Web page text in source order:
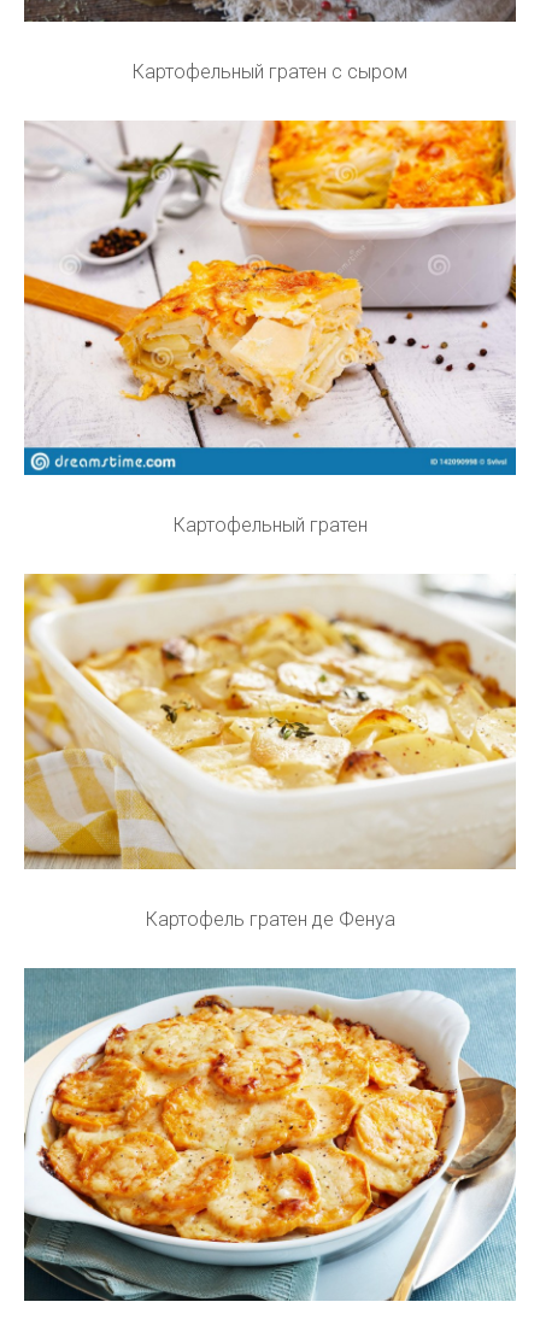
Картофельный гратен с сыром
Картофельный гратен
Картофель гратен де Фенуа